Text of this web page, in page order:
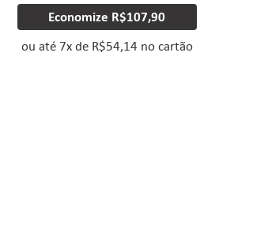
Economize R$107,90
ou até 7xde R$54,14 no cartão